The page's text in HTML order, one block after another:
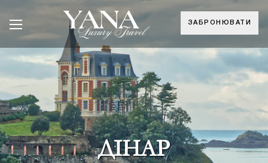
ЗАБРОНЮВАТИ
ДІНАР